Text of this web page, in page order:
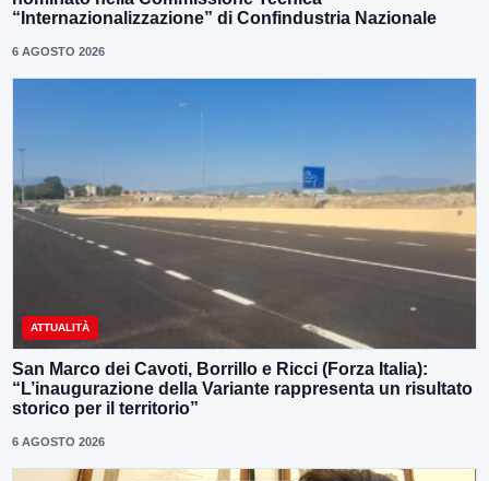
“Internazionalizzazione” di Confindustria Nazionale
6 AGOSTO 2026
ATTUALITÀ
San Marco dei Cavoti, Borrillo e Ricci (Forza Italia):
“L’inaugurazione della Variante rappresenta un risultato
storico per il territorio”
6 AGOSTO 2026